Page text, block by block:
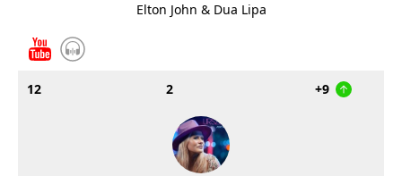
Elton John & Dua Lipa
12 2 +9